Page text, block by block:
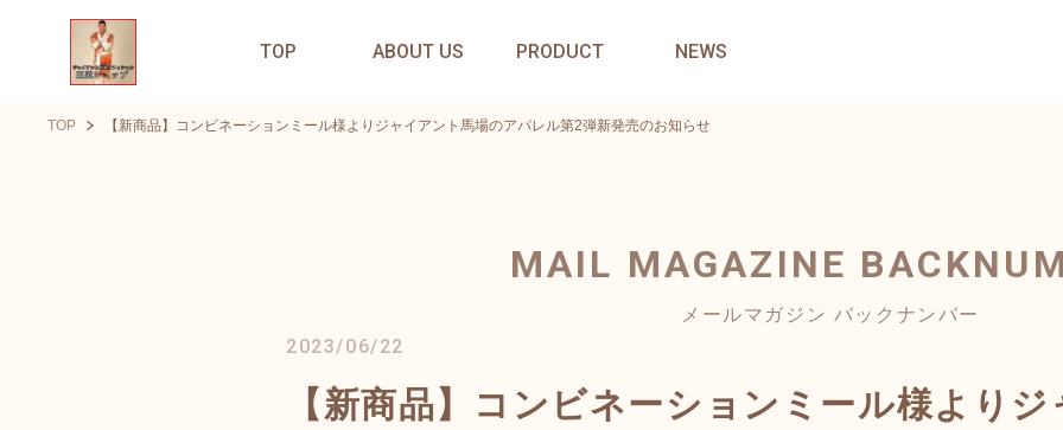
TOP ABOUT US PRODUCT NEWS
TOP 【新商品】コンビネーションミール様よりジャイアント馬場のアパレル第2弾新発売のお知らせ
MAIL MAGAZINE
メールマガジン バックナンバー
2023/06/22
【新商品】コンビネーションミール様より